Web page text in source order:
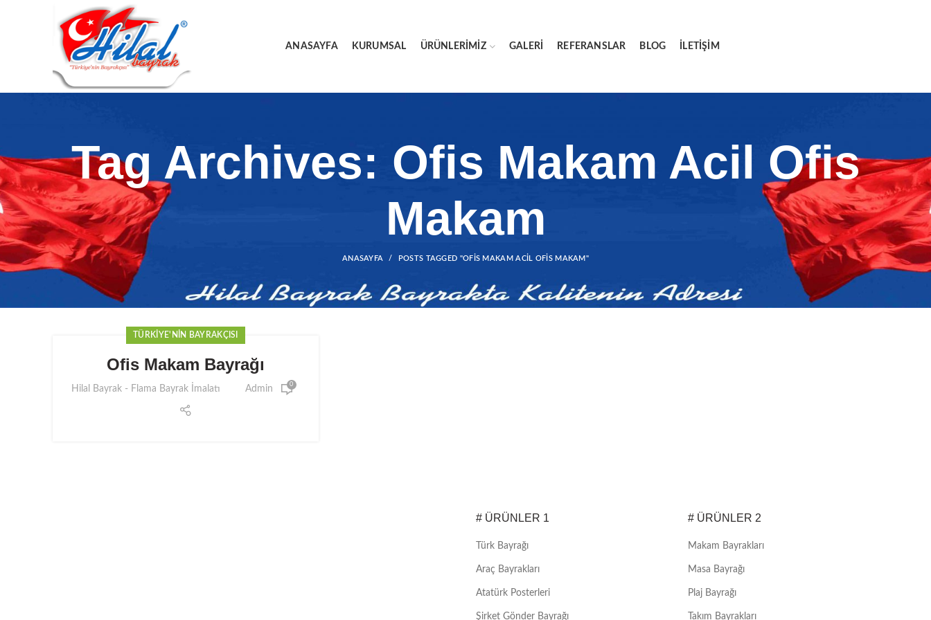
ANASAYFA KURUMSAL ÜRÜNLERIMIZ GALERI REFERANSLAR BLOG İLETIŞIM
Tag Archives: Ofis Makam Acil Ofis
Makam
ANASAYFA POSTS TAGGED "OFIS MAKAM ACIL OFIS MAKAM"
TÜRKIYE'NIN BAYRAKÇISI
Ofis Makam Bayrağı
Hilal Bayrak - Flama Bayrak İmalatı Admin 0
# ÜRÜNLER 1
Türk Bayrağı
Araç Bayrakları
Atatürk Posterleri
Şirket Gönder Bayrağı
# ÜRÜNLER 2
Makam Bayrakları
Masa Bayrağı
Plaj Bayrağı
Takım Bayrakları